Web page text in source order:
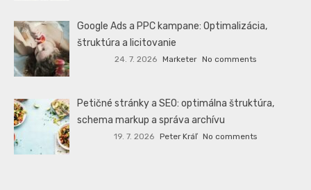
Google Ads a PPC kampane: Optimalizácia,
štruktúra a licitovanie
24. 7. 2026 Marketer No comments
Petičné stránky a SEO: optimálna štruktúra,
schema markup a správa archívu
19. 7. 2026 Peter Kráľ No comments